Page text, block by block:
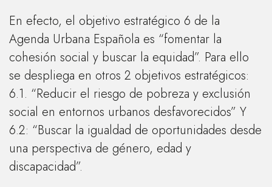
En efecto, el objetivo estratégico 6 de la
Agenda Urbana Española es “fomentar la
cohesión social y buscar la equidad”. Para ello
se despliega en otros 2 objetivos estratégicos:
6.1. “Reducir el riesgo de pobreza y exclusión
social en entornos urbanos desfavorecidos” Y
6.2: “Buscar la igualdad de oportunidades desde
una perspectiva de género, edad y
discapacidad”.